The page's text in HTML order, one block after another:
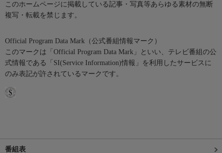
このホームページに掲載している記事・写真等あらゆる素材の無断
複写・転載を禁じます。
Official Program Data Mark（公式番組情報マーク）
このマークは「Official Program Data Mark」といい、テレビ番組の公
式情報である「SI(Service Information)情報」を利用したサービスに
のみ表記が許されているマークです。
番組表